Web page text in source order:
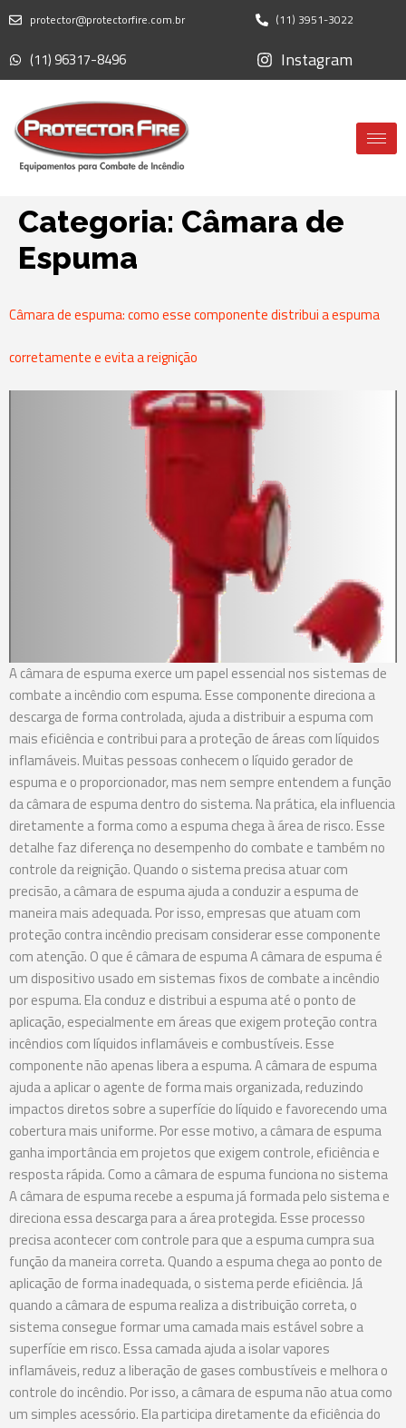
protector@protectorfire.com.br (11) 3951-3022
(11) 96317-8496 Instagram
Categoria: Câmara de
Espuma
Câmara de espuma: como esse componente distribui a espuma
corretamente e evita a reignição
A câmara de espuma exerce um papel essencial nos sistemas de
combate a incêndio com espuma. Esse componente direciona a
descarga de forma controlada, ajuda a distribuir a espuma com
mais eficiência e contribui para a proteção de áreas com líquidos
inflamáveis. Muitas pessoas conhecem o líquido gerador de
espuma e o proporcionador, mas nem sempre entendem a função
da câmara de espuma dentro do sistema. Na prática, ela influencia
diretamente a forma como a espuma chega à área de risco. Esse
detalhe faz diferença no desempenho do combate e também no
controle da reignição. Quando o sistema precisa atuar com
precisão, a câmara de espuma ajuda a conduzir a espuma de
maneira mais adequada. Por isso, empresas que atuam com
proteção contra incêndio precisam considerar esse componente
com atenção. O que é câmara de espuma A câmara de espuma é
um dispositivo usado em sistemas fixos de combate a incêndio
por espuma. Ela conduz e distribui a espuma até o ponto de
aplicação, especialmente em áreas que exigem proteção contra
incêndios com líquidos inflamáveis e combustíveis. Esse
componente não apenas libera a espuma. A câmara de espuma
ajuda a aplicar o agente de forma mais organizada, reduzindo
impactos diretos sobre a superfície do líquido e favorecendo uma
cobertura mais uniforme. Por esse motivo, a câmara de espuma
ganha importância em projetos que exigem controle, eficiência e
resposta rápida. Como a câmara de espuma funciona no sistema
A câmara de espuma recebe a espuma já formada pelo sistema e
direciona essa descarga para a área protegida. Esse processo
precisa acontecer com controle para que a espuma cumpra sua
função da maneira correta. Quando a espuma chega ao ponto de
aplicação de forma inadequada, o sistema perde eficiência. Já
quando a câmara de espuma realiza a distribuição correta, o
sistema consegue formar uma camada mais estável sobre a
superfície em risco. Essa camada ajuda a isolar vapores
inflamáveis, reduz a liberação de gases combustíveis e melhora o
controle do incêndio. Por isso, a câmara de espuma não atua como
um simples acessório. Ela participa diretamente da eficiência do